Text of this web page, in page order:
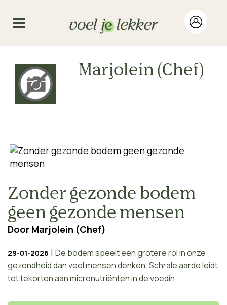
Marjolein (Chef)
Zonder gezonde bodem
geen gezonde mensen
Door Marjolein (Chef)
29-01-2026 | De bodem speelt een grotere rol in onze
gezondheid dan veel mensen denken. Schrale aarde leidt
tot tekorten aan micronutriënten in de voedin...